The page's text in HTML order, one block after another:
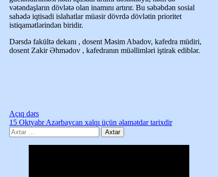
vətəndaşların dövlətə olan inamını artırır. Bu səbəbdən sosial
sahədə iqtisadi islahatlar müasir dövrdə dövlətin prioritet
istiqamətlərindən biridir.
Dərsdə fakültə dekanı , dosent Məsim Abadov, kafedra müdiri,
dosent Zakir Əhmədov , kafedranın müəllimləri iştirak ediblər.
Açıq dərs
15 Oktyabr Azərbaycan xalqı üçün əlamətdar tarixdir